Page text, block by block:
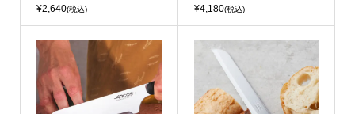
¥2,640(税込)
¥4,180(税込)